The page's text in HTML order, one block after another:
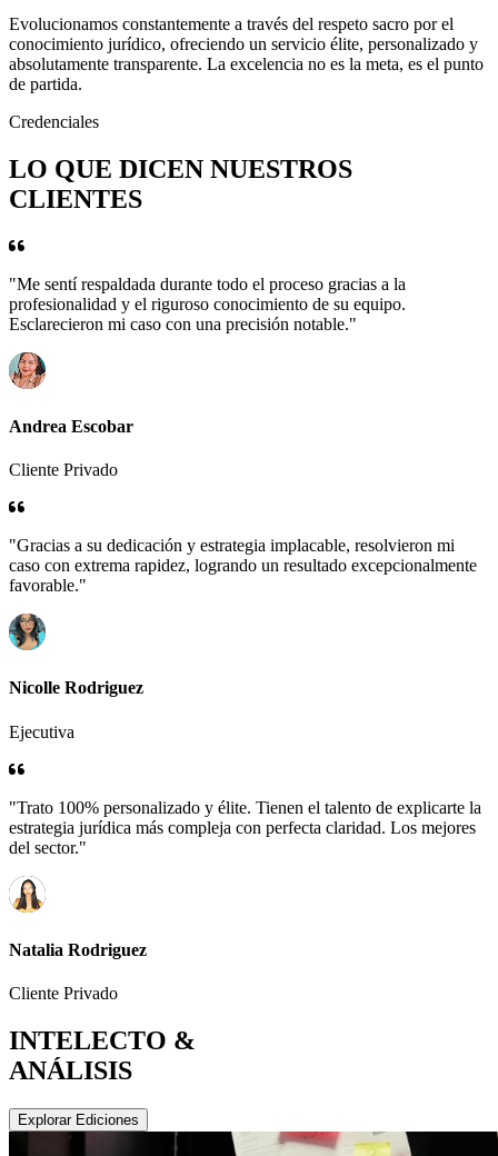
Evolucionamos constantemente a través del respeto sacro por el
conocimiento jurídico, ofreciendo un servicio élite, personalizado y
absolutamente transparente. La excelencia no es la meta, es el punto
de partida.
Credenciales
LO QUE DICEN NUESTROS
CLIENTES
"Me sentí respaldada durante todo el proceso gracias a la
profesionalidad y el riguroso conocimiento de su equipo.
Esclarecieron mi caso con una precisión notable."
Andrea Escobar
Cliente Privado
"Gracias a su dedicación y estrategia implacable, resolvieron mi
caso con extrema rapidez, logrando un resultado excepcionalmente
favorable."
Nicolle Rodriguez
Ejecutiva
"Trato 100% personalizado y élite. Tienen el talento de explicarte la
estrategia jurídica más compleja con perfecta claridad. Los mejores
del sector."
Natalia Rodriguez
Cliente Privado
INTELECTO &
ANÁLISIS
Explorar Ediciones